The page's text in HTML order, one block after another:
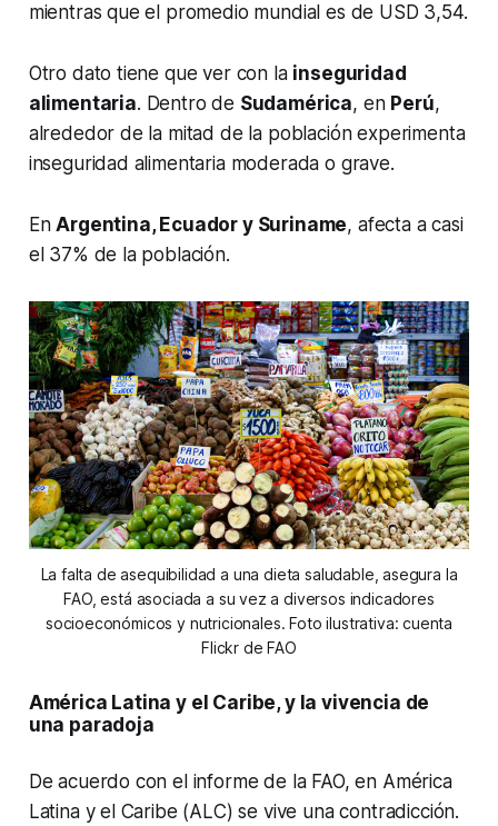
mientras que el promedio mundial es de USD 3,54.
Otro dato tiene que ver con la inseguridad
alimentaria. Dentro de Sudamérica, en Perú,
alrededor de la mitad de la población experimenta
inseguridad alimentaria moderada o grave.
EnArgentina, Ecuador y Suriname, afecta a casi
el 37% de la población.
La falta de asequibilidad a una dieta saludable, asegura la
FAO, está asociada a su vez a diversos indicadores
socioeconómicos y nutricionales. Foto ilustrativa: cuenta
Flickr de FAO
América Latina y el Caribe, y la vivencia de
una paradoja
De acuerdo con el informe de la FAO, en América
Latina y el Caribe (ALC) se vive una contradicción.